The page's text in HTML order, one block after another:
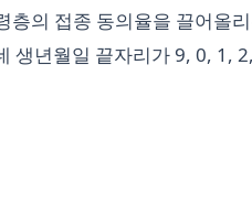
의 접종 동의율을 끌어올
생년월일 끝자리가 9, 0, 1,